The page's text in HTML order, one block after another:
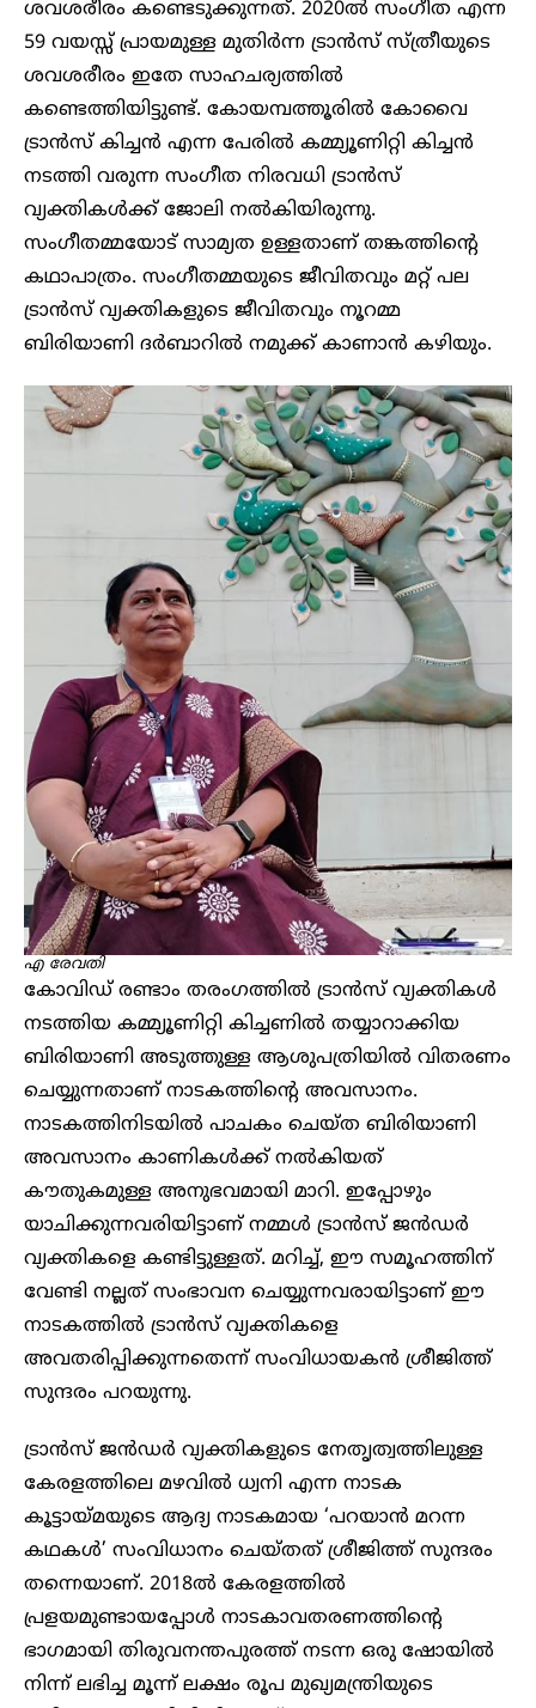
ശവശരീരം കണ്ടെടുക്കുന്നത്. 2020ൽ സംഗീത എന്ന
59 വയസ്സ് പ്രായമുള്ള മുതിർന്ന ട്രാൻസ് സ്ത്രീയുടെ
ശവശരീരം ഇതേ സാഹചര്യത്തിൽ
കണ്ടെത്തിയിട്ടുണ്ട്. കോയമ്പത്തൂരിൽ കോവൈ
ട്രാൻസ് കിച്ചൻ എന്ന പേരിൽ കമ്മ്യൂണിറ്റി കിച്ചൻ
നടത്തി വരുന്ന സംഗീത നിരവധി ട്രാൻസ്
വ്യക്തികൾക്ക് ജോലി നൽകിയിരുന്നു.
സംഗീതമ്മയോട് സാമ്യത ഉള്ളതാണ് തങ്കത്തിന്റെ
കഥാപാത്രം. സംഗീതമ്മയുടെ ജീവിതവും മറ്റ് പല
ട്രാൻസ് വ്യക്തികളുടെ ജീവിതവും നൂറമ്മ
ബിരിയാണി ദർബാറിൽ നമുക്ക് കാണാൻ കഴിയും.
എ രേവതി
കോവിഡ് രണ്ടാം തരംഗത്തിൽ ട്രാൻസ് വ്യക്തികൾ
നടത്തിയ കമ്മ്യൂണിറ്റി കിച്ചണിൽ തയ്യാറാക്കിയ
ബിരിയാണി അടുത്തുള്ള ആശുപത്രിയിൽ വിതരണം
ചെയ്യുന്നതാണ് നാടകത്തിന്റെ അവസാനം.
നാടകത്തിനിടയിൽ പാചകം ചെയ്ത ബിരിയാണി
അവസാനം കാണികൾക്ക് നൽകിയത്
കൗതുകമുള്ള അനുഭവമായി മാറി. ഇപ്പോഴും
യാചിക്കുന്നവരിയിട്ടാണ് നമ്മൾ ട്രാൻസ് ജൻഡർ
വ്യക്തികളെ കണ്ടിട്ടുള്ളത്. മറിച്ച്, ഈ സമൂഹത്തിന്
വേണ്ടി നല്ലത് സംഭാവന ചെയ്യുന്നവരായിട്ടാണ് ഈ
നാടകത്തിൽ ട്രാൻസ് വ്യക്തികളെ
അവതരിപ്പിക്കുന്നതെന്ന് സംവിധായകൻ ശ്രീജിത്ത്
സുന്ദരം പറയുന്നു.
ട്രാൻസ് ജൻഡർ വ്യക്തികളുടെ നേതൃത്വത്തിലുള്ള
കേരളത്തിലെ മഴവിൽ ധ്വനി എന്ന നാടക
കൂട്ടായ്മയുടെ ആദ്യ നാടകമായ ‘പറയാൻ മറന്ന
കഥകൾ’ സംവിധാനം ചെയ്തത് ശ്രീജിത്ത് സുന്ദരം
തന്നെയാണ്. 2018ൽ കേരളത്തിൽ
പ്രളയമുണ്ടായപ്പോൾ നാടകാവതരണത്തിന്റെ
ഭാഗമായി തിരുവനന്തപുരത്ത് നടന്ന ഒരു ഷോയിൽ
നിന്ന് ലഭിച്ച മൂന്ന് ലക്ഷം രൂപ മുഖ്യമന്ത്രിയുടെ